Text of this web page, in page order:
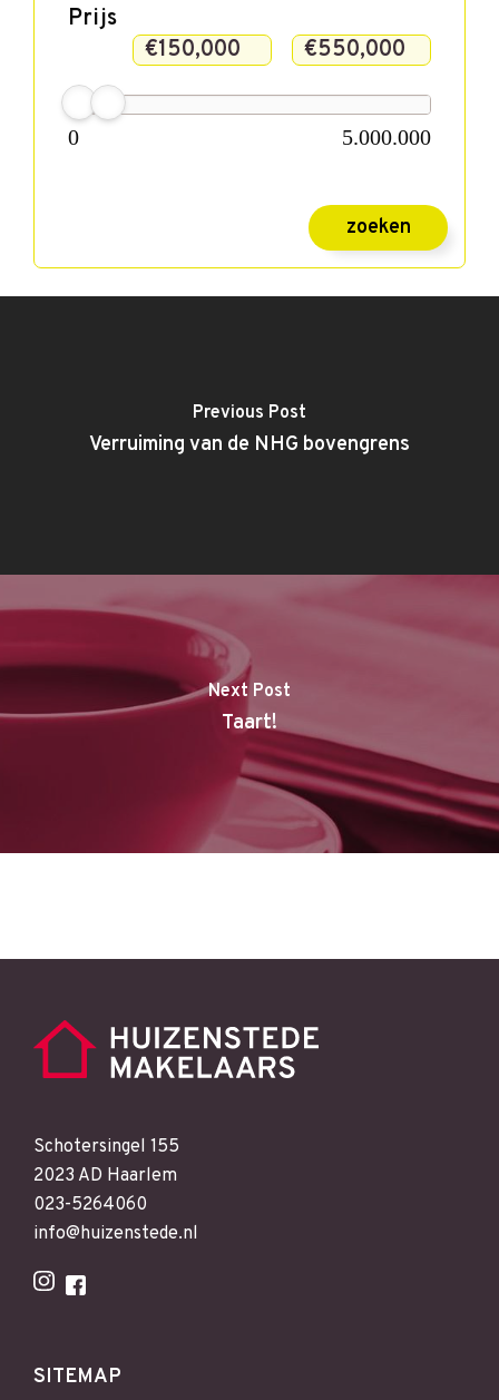
Prijs
0 5.000.000
Previous Post
Verruiming van de NHG bovengrens
Next Post
Taart!
Schotersingel 155
2023 AD Haarlem
023-5264060
info@huizenstede.nl
SITEMAP